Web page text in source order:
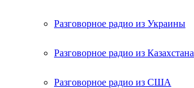
Разговорное радио из Украины
Разговорное радио из Казахстана
Разговорное радио из США